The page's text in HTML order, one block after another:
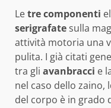
Letre componenti
serigrafatesulla
attività motoria una
pulita. I già citati
tra gli avanbracci e
nel caso dello zaino,
del corpo è in grado